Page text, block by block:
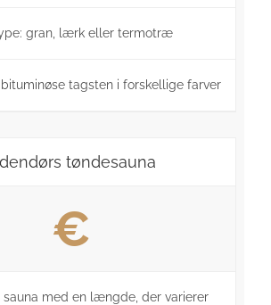
gran, lærk eller termotræ
tagsten i forskellige farver
tøndesauna
€
sauna med en længde, der varierer